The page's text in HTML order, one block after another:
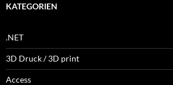
KATEGORIEN
.NET
3D Druck / 3D print
Access